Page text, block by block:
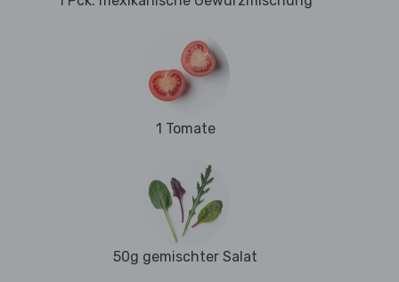
1 Tomate
50g gemischter Salat